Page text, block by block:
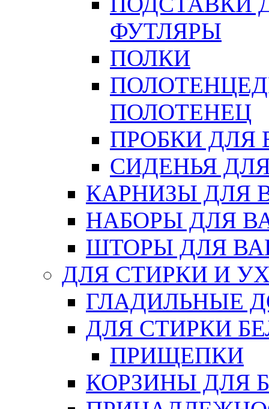
ФУТЛЯРЫ
ПОЛКИ
ПОЛОТЕНЕЦ
ПРОБКИ ДЛЯ
СИДЕНЬЯ
КАРНИЗЫ ДЛЯ
НАБОРЫ ДЛЯ
ШТОРЫ ДЛЯ
ДЛЯ СТИРКИ И
ГЛАДИЛЬНЫЕ
ДЛЯ СТИРКИ
ПРИЩЕПКИ
КОРЗИНЫ ДЛЯ